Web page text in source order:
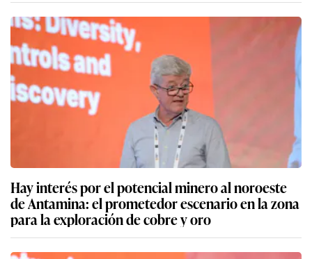
Hay interés por el potencial minero al noroeste
de Antamina: el prometedor escenario en la zona
para la exploración de cobre y oro